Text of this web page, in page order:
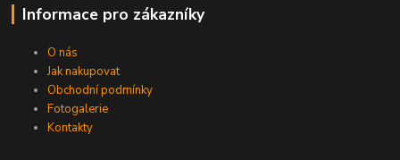
Informace pro zákazníky
O nás
Jak nakupovat
Obchodní podmínky
Fotogalerie
Kontakty